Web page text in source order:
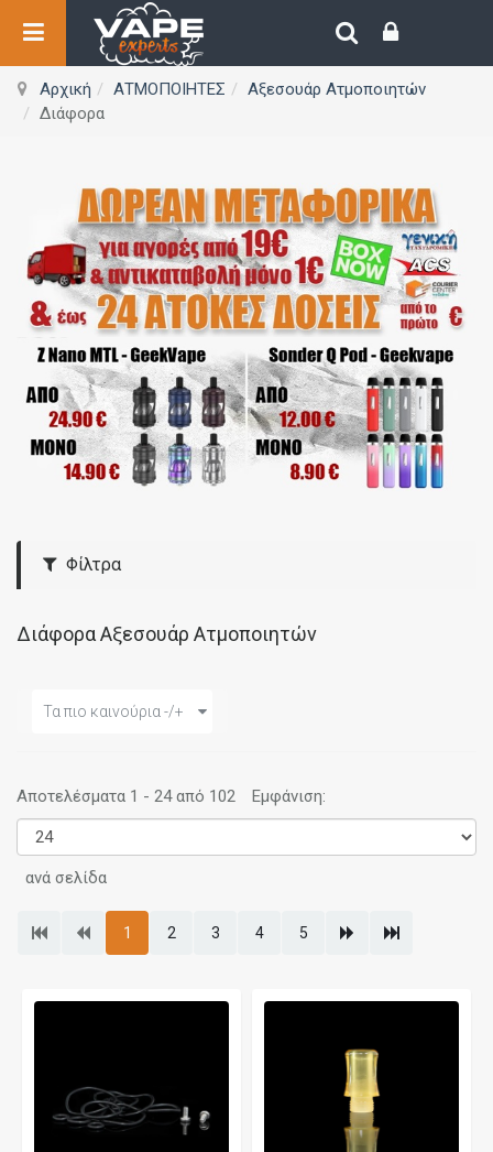
Αρχική ΑΤΜΟΠΟΙΗΤΕΣ
Αξεσουάρ Ατμοποιητών
Διάφορα
Φίλτρα
Διάφορα Αξεσουάρ Ατμοποιητών
Τα πιο καινούρια -/+
Αποτελέσματα 1 - 24 από 102 Εμφάνιση:
ανά σελίδα
1 2 3 4 5